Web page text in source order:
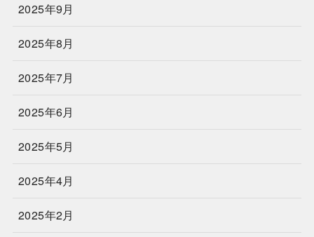
2025年9月
2025年8月
2025年7月
2025年6月
2025年5月
2025年4月
2025年2月